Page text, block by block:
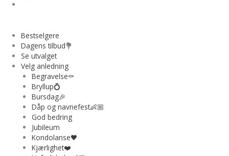
Bestselgere
Dagens tilbud💐
Se utvalget
Velg anledning
Begravelse⚰️
Bryllup💍
Bursdag🎉
Dåp og navnefest👶🏼
God bedring
Jubileum
Kondolanse🖤
Kjærlighet❤️